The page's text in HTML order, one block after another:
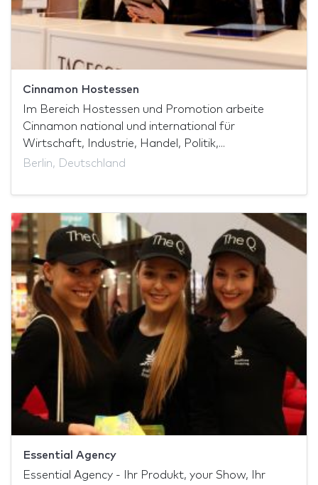
Cinnamon Hostessen
Im Bereich Hostessen und Promotion arbeite
Cinnamon national und international für
Wirtschaft, Industrie, Handel, Politik,...
Berlin, Deutschland
Essential Agency
Essential Agency - Ihr Produkt, your Show, Ihr